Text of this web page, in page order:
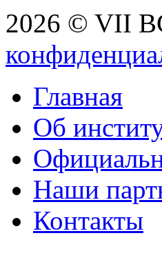
2026 © VII
Главная
Об
Наши
Контакты